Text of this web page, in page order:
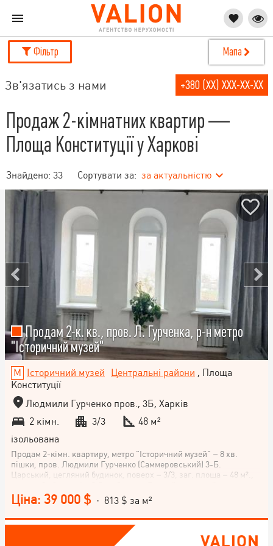
Фільтр Мапа
Зв'язатись з нами +380 (XX) XXX-XX-XX
Продаж 2-кімнатних квартир —
Площа Конституції у Харкові
Знайдено: 33 Сортувати за: за актуальністю
Продам 2-к. кв., пров. Л. Гурченка, р-н метро
"Історичний музей"
Історичний музей Центральні райони , Площа
Конституції
Людмили Гурченко пров., 3Б, Харків
2 кімн.
3/3
48 м²
ізольована
Продам 2-кімн. квартиру, метро "Історичний музей" – 8 хв.
пішки, пров. Людмили Гурченко (Саммеровський) 3-Б.
Царський, цегляний будинок, поверх – 3/3, заг. площа – 48 м².,
(капітальний ремонт), гарні арочні вікна. Закритий двір із
електричними воротами, в'їзд лише для мешканців. Доглянута
територія, багато квітів, дитячий майданчик, вул. Римарська 300
метрів.
Ціна: 39 000 $ · 813 $ за м²